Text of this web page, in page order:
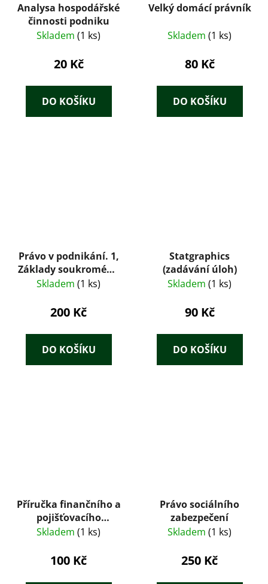
Analysa hospodářské
činnosti podniku
Skladem (1 ks)
20 Kč
DO KOŠÍKU
Velký domácí právník
Skladem (1 ks)
80 Kč
DO KOŠÍKU
Právo v podnikání. 1,
Základy soukromého
práva
Skladem (1 ks)
200 Kč
DO KOŠÍKU
Statgraphics
(zadávání úloh)
Skladem (1 ks)
90 Kč
DO KOŠÍKU
Příručka finančního a
pojišťovacího
poradce : jak získávat
Skladem (1 ks)
100 Kč
Právo sociálního
zabezpečení
Skladem (1 ks)
250 Kč